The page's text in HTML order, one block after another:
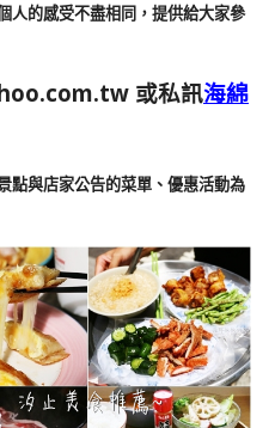
人的感受不盡相同，提供給大家參
或私訊海綿
點與店家公告的菜單、優惠活動為